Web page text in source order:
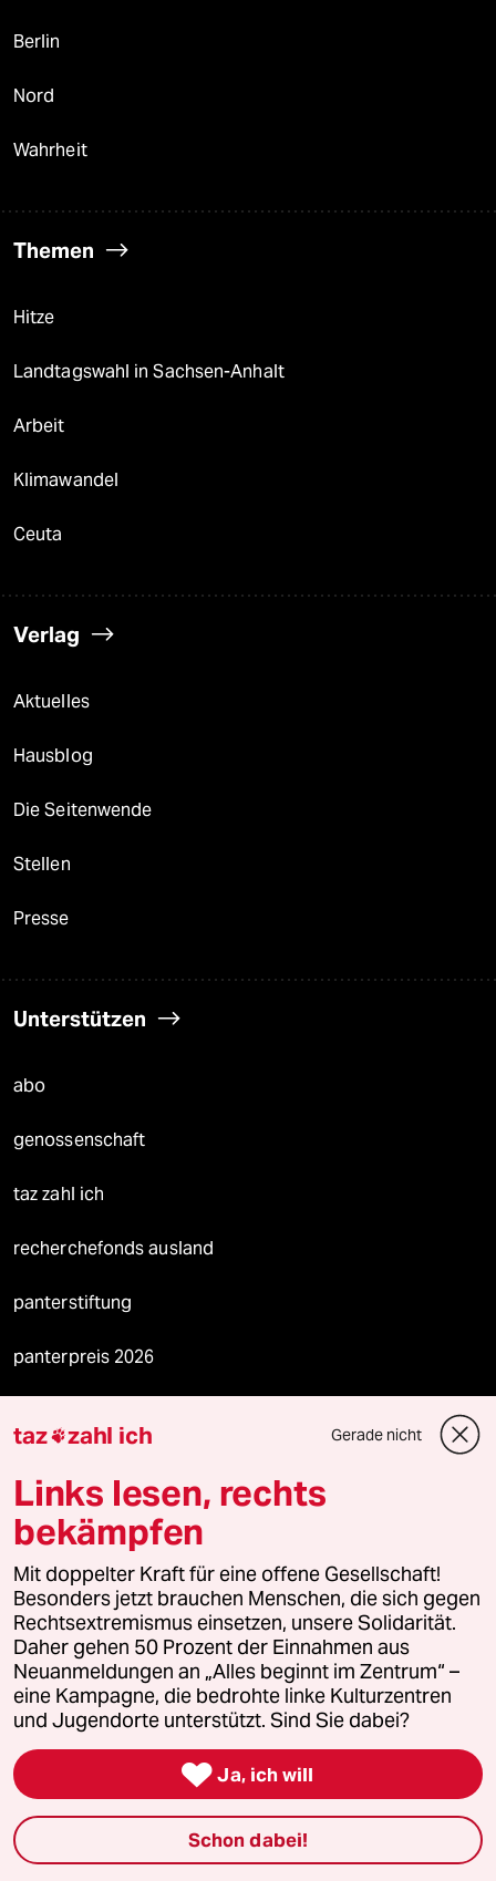
Berlin
Nord
Wahrheit
Themen
Hitze
Landtagswahl in Sachsen-Anhalt
Arbeit
Klimawandel
Ceuta
Verlag
Aktuelles
Hausblog
Die Seitenwende
Stellen
Presse
Unterstützen
abo
genossenschaft
taz zahl ich
recherchefonds ausland
panterstiftung
panterpreis 2026
bundestalk
fernverbindung
klima update°
Mauerecho
reingehen
taz zahl ich Gerade nicht
Links lesen, rechts
bekämpfen
Mit doppelter Kraft für eine offene Gesellschaft!
Besonders jetzt brauchen Menschen, die sich gegen
Rechtsextremismus einsetzen, unsere Solidarität.
Daher gehen 50 Prozent der Einnahmen aus
Neuanmeldungen an „Alles beginnt im Zentrum“ –
eine Kampagne, die bedrohte linke Kulturzentren
und Jugendorte unterstützt. Sind Sie dabei?
 Ja, ich will
Schon dabei!